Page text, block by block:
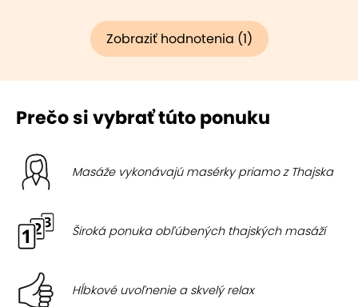
Zobraziť hodnotenia (1)
Prečo si vybrať túto ponuku
Masáže vykonávajú masérky priamo z Thajska
Široká ponuka obľúbených thajských masáží
Hĺbkové uvoľnenie a skvelý relax